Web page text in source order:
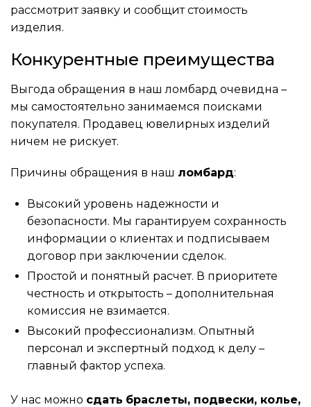
рассмотрит заявку и сообщит стоимость
изделия.
Конкурентные преимущества
Выгода обращения в наш ломбард очевидна –
мы самостоятельно занимаемся поисками
покупателя. Продавец ювелирных изделий
ничем не рискует.
Причины обращения в наш ломбард:
Высокий уровень надежности и
безопасности. Мы гарантируем сохранность
информации о клиентах и подписываем
договор при заключении сделок.
Простой и понятный расчет. В приоритете
честность и открытость – дополнительная
комиссия не взимается.
Высокий профессионализм. Опытный
персонал и экспертный подход к делу –
главный фактор успеха.
У нас можно сдать браслеты, подвески, колье,